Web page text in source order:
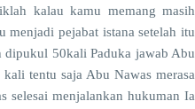
kalau kamu memang masih
pejabat istana setelah itu
dipukul 50kali Paduka jawab Abu
tentu saja Abu Nawas merasa
selesai menjalankan hukuman Ia